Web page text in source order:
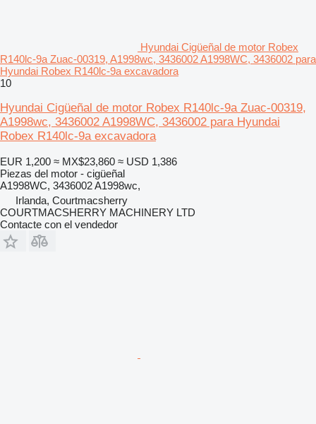
Hyundai Cigüeñal de motor Robex
R140lc-9a Zuac-00319, A1998wc, 3436002 A1998WC, 3436002 para
Hyundai Robex R140lc-9a excavadora
10
Hyundai Cigüeñal de motor Robex R140lc-9a Zuac-00319,
A1998wc, 3436002 A1998WC, 3436002 para Hyundai
Robex R140lc-9a excavadora
EUR 1,200 ≈ MX$23,860 ≈ USD 1,386
Piezas del motor - cigüeñal
A1998WC, 3436002 A1998wc,
Irlanda, Courtmacsherry
COURTMACSHERRY MACHINERY LTD
Contacte con el vendedor